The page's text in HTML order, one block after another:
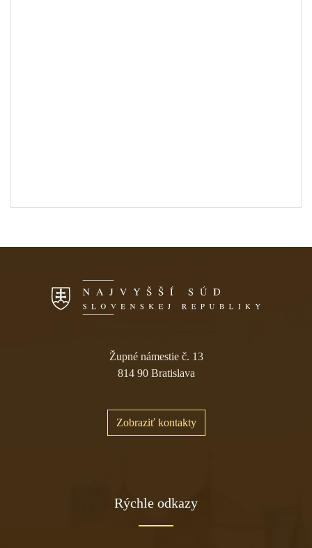
Župné námestie č. 13
814 90 Bratislava
Zobraziť kontakty
Rýchle odkazy